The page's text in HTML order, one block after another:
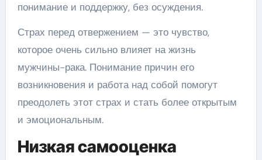
понимание и поддержку, без осуждения.
Страх перед отвержением — это чувство,
которое очень сильно влияет на жизнь
мужчины-рака. Понимание причин его
возникновения и работа над собой помогут
преодолеть этот страх и стать более открытым
и эмоциональным.
Низкая самооценка